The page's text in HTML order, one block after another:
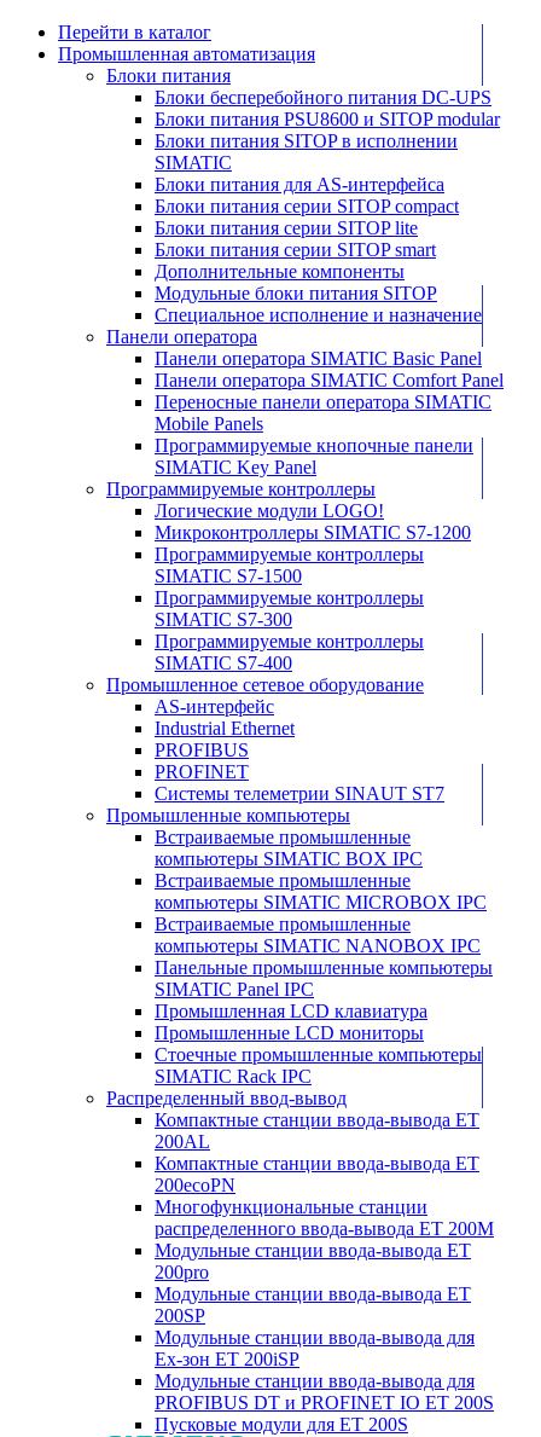
Перейти в каталог
Промышленная автоматизация
Блоки питания
Блоки бесперебойного питания DC-UPS
Блоки питания PSU8600 и SITOP modular
Блоки питания SITOP в исполнении
SIMATIC
Блоки питания для AS-интерфейса
Блоки питания серии SITOP compact
Блоки питания серии SITOP lite
Блоки питания серии SITOP smart
Дополнительные компоненты
Модульные блоки питания SITOP
Специальное исполнение и назначение
Панели оператора
Панели оператора SIMATIC Basic Panel
Панели оператора SIMATIC Comfort Panel
Переносные панели оператора SIMATIC
Mobile Panels
Программируемые кнопочные панели
SIMATIC Key Panel
Программируемые контроллеры
Логические модули LOGO!
Микроконтроллеры SIMATIC S7-1200
Программируемые контроллеры
SIMATIC S7-1500
Программируемые контроллеры
SIMATIC S7-300
Программируемые контроллеры
SIMATIC S7-400
Промышленное сетевое оборудование
AS-интерфейс
Industrial Ethernet
PROFIBUS
PROFINET
Системы телеметрии SINAUT ST7
Промышленные компьютеры
Встраиваемые промышленные
компьютеры SIMATIC BOX IPC
Встраиваемые промышленные
компьютеры SIMATIC MICROBOX IPC
Встраиваемые промышленные
компьютеры SIMATIC NANOBOX IPC
Панельные промышленные компьютеры
SIMATIC Panel IPC
Промышленная LCD клавиатура
Промышленные LCD мониторы
Стоечные промышленные компьютеры
SIMATIC Rack IPC
Распределенный ввод-вывод
Компактные станции ввода-вывода ET
200AL
Компактные станции ввода-вывода ET
200ecoPN
Многофункциональные станции
распределенного ввода-вывода ET 200M
Модульные станции ввода-вывода ET
200pro
Модульные станции ввода-вывода ET
200SP
Модульные станции ввода-вывода для
Ex-зон ET 200iSP
Модульные станции ввода-вывода для
PROFIBUS DT и PROFINET IO ET 200S
Пусковые модули для ET 200S